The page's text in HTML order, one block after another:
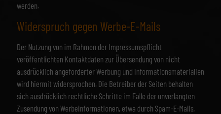
werden.
Widerspruch gegen Werbe-E-Mails
Der Nutzung von im Rahmen der Impressumspflicht
veröffentlichten Kontaktdaten zur Übersendung von nicht
ausdrücklich angeforderter Werbung und Informationsmaterialien
wird hiermit widersprochen. Die Betreiber der Seiten behalten
sich ausdrücklich rechtliche Schritte im Falle der unverlangten
Zusendung von Werbeinformationen, etwa durch Spam-E-Mails,